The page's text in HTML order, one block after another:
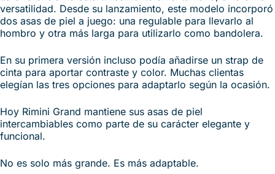
versatilidad. Desde su lanzamiento, este modelo incorporó
dos asas de piel a juego: una regulable para llevarlo al
hombro y otra más larga para utilizarlo como bandolera.
En su primera versión incluso podía añadirse un strap de
cinta para aportar contraste y color. Muchas clientas
elegían las tres opciones para adaptarlo según la ocasión.
Hoy Rimini Grand mantiene sus asas de piel
intercambiables como parte de su carácter elegante y
funcional.
No es solo más grande. Es más adaptable.